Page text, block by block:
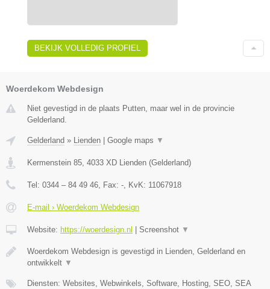
BEKIJK VOLLEDIG PROFIEL
Woerdekom Webdesign
Niet gevestigd in de plaats Putten, maar wel in de provincie
Gelderland.
Gelderland » Lienden Google maps ▼
Kermenstein 85, 4033 XD Lienden (Gelderland)
Tel: 0344 – 84 49 46, Fax: -, KvK: 11067918
E-mail › Woerdekom Webdesign
Website: https://woerdesign.nl Screenshot ▼
Woerdekom Webdesign is gevestigd in Lienden, Gelderland en
ontwikkelt ▼
Diensten: Websites, Webwinkels, Software, Hosting, SEO, SEA